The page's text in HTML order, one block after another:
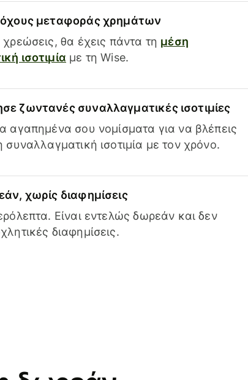
μεταφοράς χρημάτων
θα έχεις πάντα τη μέση
ισοτιμία με τη Wise.
ζωντανές συναλλαγματικές ισοτιμίες
αγαπημένα σου νομίσματα για να βλέπεις
ισοτιμία με τον χρόνο.
χωρίς διαφημίσεις
Είναι εντελώς δωρεάν και δεν
διαφημίσεις.